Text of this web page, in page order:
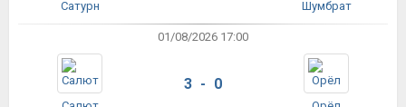
Сатурн Шумбрат
01/08/2026 17:00
3 - 0